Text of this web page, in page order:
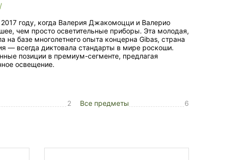
году, когда Валерия Джакомоцци и Валерио
чем просто осветительные приборы. Эта молодая,
на базе многолетнего опыта концерна Gibas, страна
— всегда диктовала стандарты в мире роскоши.
позиции в премиум-сегменте, предлагая
освещение.
2 Все предметы 6